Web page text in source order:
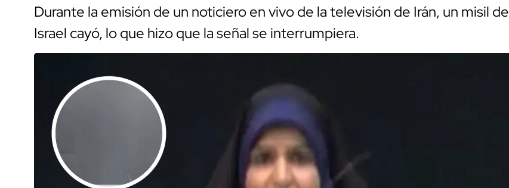
Durante la emisión de un noticiero en vivo de la televisión de Irán, un misil de
Israel cayó, lo que hizo que la señal se interrumpiera.